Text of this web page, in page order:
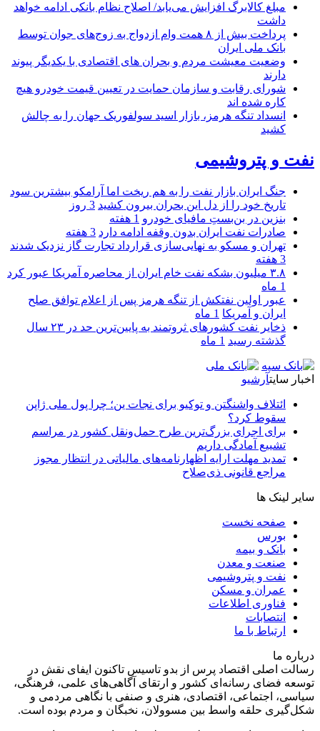
مبلغ کالابرگ افزایش می‌یابد/ اصلاح نظام بانکی ادامه خواهد
داشت
پرداخت بیش از ۸ همت وام ازدواج به زوج‌های جوان توسط
بانک ملی ایران
وضعیت معیشت مردم و بحران های اقتصادی با یکدیگر پیوند
دارند
شورای رقابت و سازمان حمایت در تعیین قیمت خودرو هیچ
کاره شده اند
انسداد تنگه هرمز، بازار اسید سولفوریک جهان را به چالش
کشید
نفت و پتروشیمی
جنگ ایران بازار نفت را به هم ریخت اما آرامکو بیشترین سود
تاریخ خود را از دل این بحران بیرون کشید 3 روز
بنزین در بن‌بستِ مافیای خودرو 1 هفته
صادرات نفت ایران بدون وقفه ادامه دارد 3 هفته
تهران و مسکو به نهایی‌سازی قرارداد تجارت گاز نزدیک شدند
3 هفته
۳.۸ میلیون بشکه نفت خام ایران از محاصره آمریکا عبور کرد
1 ماه
عبور اولین نفتکش از تنگه هرمز پس از اعلام توافق صلح
ایران و آمریکا 1 ماه
ذخایر نفت کشورهای ثروتمند به پایین‌ترین حد در ۲۳ سال
گذشته رسید 1 ماه
اخبار سایتآرشیو
ائتلاف واشنگتن و توکیو برای نجات ین؛ چرا پول ملی ژاپن
سقوط کرد؟
برای اجرای بزرگ‌ترین طرح حمل‌ونقل کشور در مراسم
تشییع آمادگی داریم
تمدید مهلت ارایه اظهارنامه‌های مالیاتی در انتظار مجوز
مراجع قانونی ذی‌‏صلاح
سایر لینک ها
صفحه نخست
بورس
بانک و بیمه
صنعت و معدن
نفت و پتروشیمی
عمران و مسکن
فناوری اطلاعات
انتصابات
ارتباط با ما
درباره ما
رسالت اصلی اقتصاد پرس از بدو تاسیس تاکنون ایفای نقش در
توسعه فضای رسانه‌ای کشور و ارتقای آگاهی‌های علمی، فرهنگی،
سیاسی، اجتماعی، اقتصادی، هنری و صنفی با نگاهی مردمی و
شکل‌گیری حلقه واسط بین مسوولان، نخبگان و مردم بوده است.